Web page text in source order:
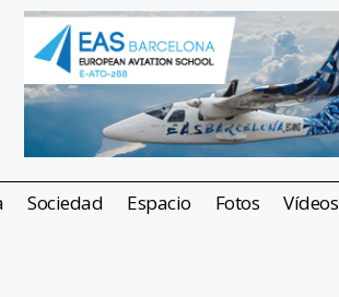
Sociedad Espacio Fotos Vídeos